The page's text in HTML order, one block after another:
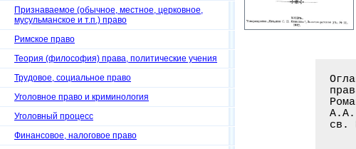
Признаваемое (обычное, местное, церковное,
мусульманское и т.п.) право
Римское право
Теория (философия) права, политические учения
Трудовое, социальное право
Уголовное право и криминология
Уголовный процесс
Финансовое, налоговое право
А.А.
св.